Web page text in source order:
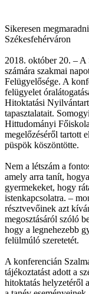
Sikeresen
Székesfehérváron
2018. október 20. – A
számára szakmai
Felügyelősége. A
felügyelet
Hitoktatási
tapasztalatait.
Hittudományi
megelőzéséről tartott
püspök köszöntötte.
Nem a létszám a
amely arra tanít,
gyermekeket, hogy
istenkapcsolatra. –
résztvevőinek azt
megosztásáról szóló
hogy a legnehezebb
felülmúló szeretetét.
A konferencián
tájékoztatást adott a
hitoktatás helyzetéről